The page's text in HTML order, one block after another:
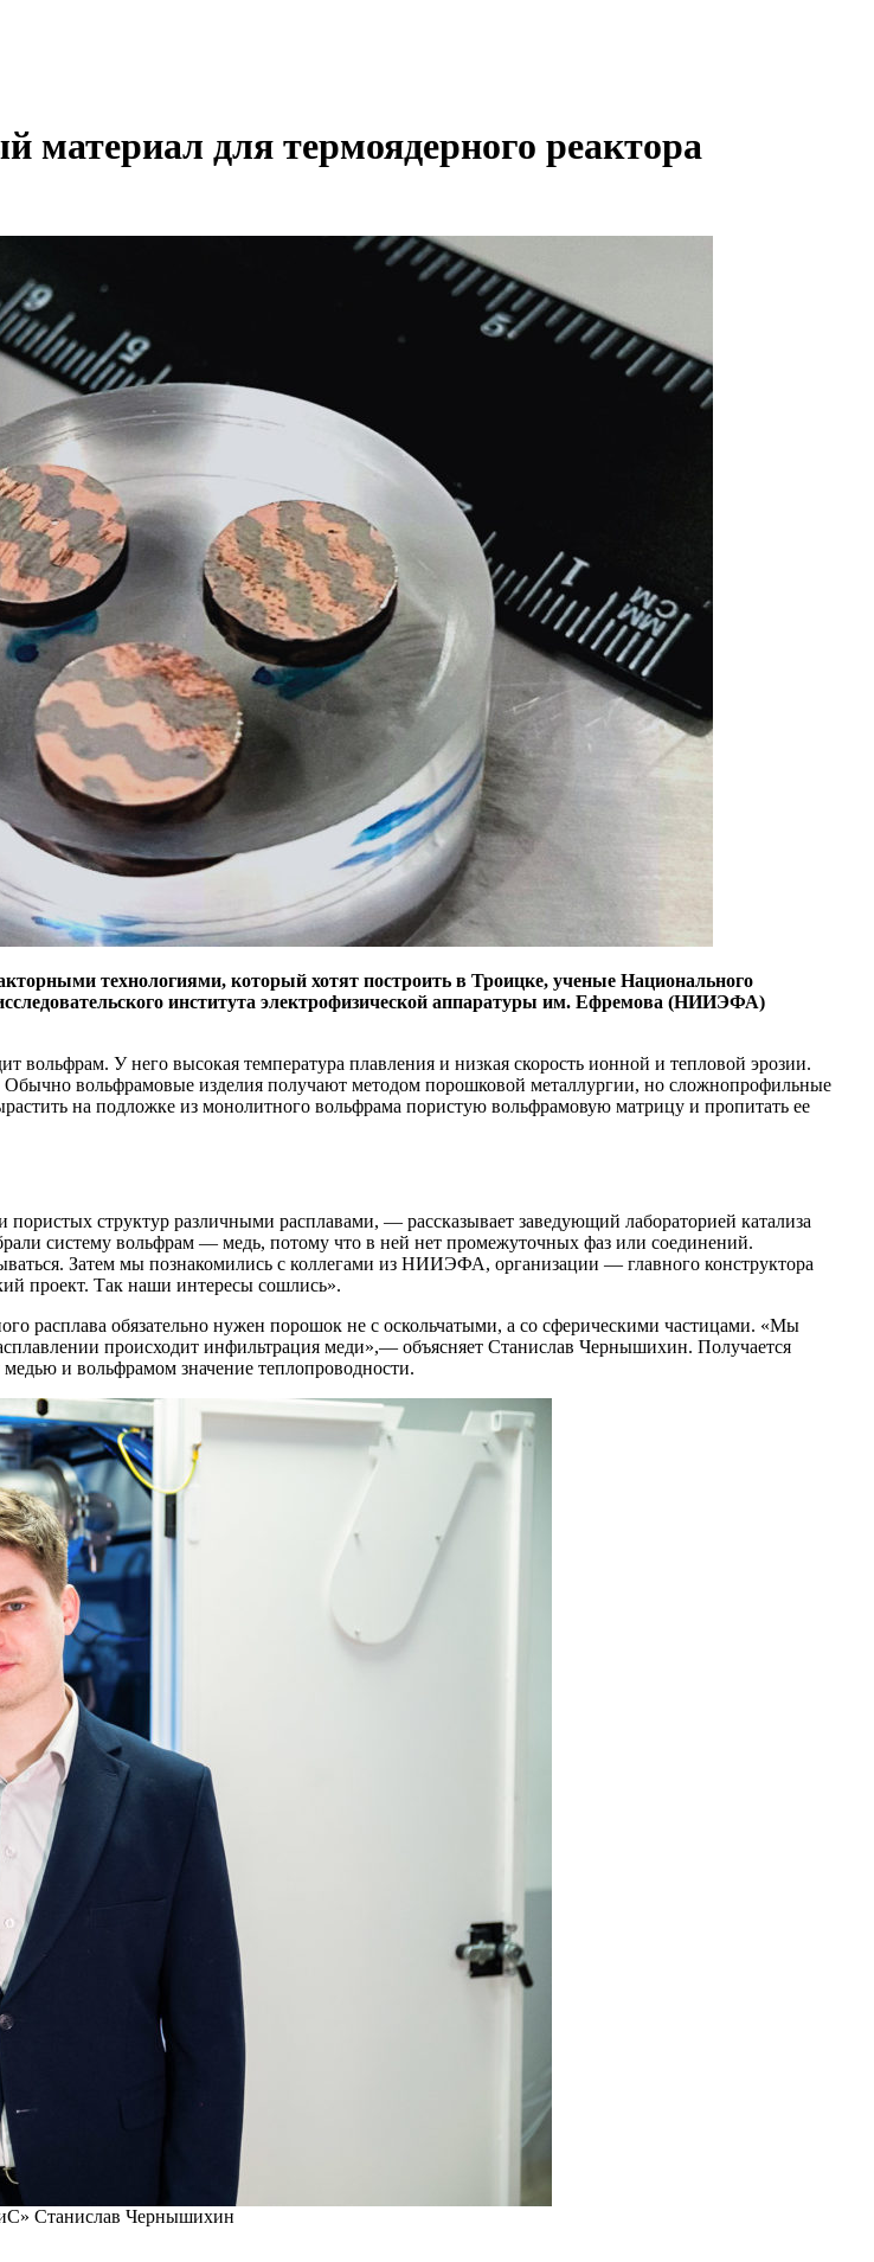
материал для термоядерного реактора
технологиями, который хотят построить в Троицке, ученые Национального
института электрофизической аппаратуры им. Ефремова (НИИЭФА)
вольфрам. У него высокая температура плавления и низкая скорость ионной и тепловой эрозии.
Обычно вольфрамовые изделия получают методом порошковой металлургии, но сложнопрофильные
на подложке из монолитного вольфрама пористую вольфрамовую матрицу и пропитать ее
структур различными расплавами, — рассказывает заведующий лабораторией катализа
систему вольфрам — медь, потому что в ней нет промежуточных фаз или соединений.
Затем мы познакомились с коллегами из НИИЭФА, организации — главного конструктора
проект. Так наши интересы сошлись».
расплава обязательно нужен порошок не с оскольчатыми, а со сферическими частицами. «Мы
происходит инфильтрация меди»,— объясняет Станислав Чернышихин. Получается
и вольфрамом значение теплопроводности.
Станислав Чернышихин